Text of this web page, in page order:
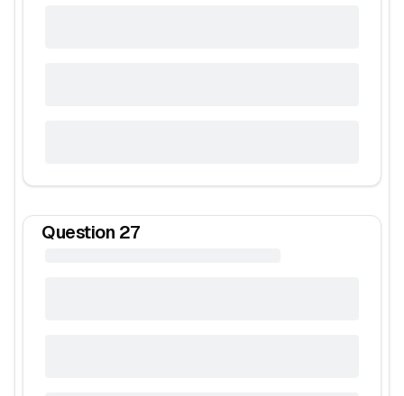
Question 27